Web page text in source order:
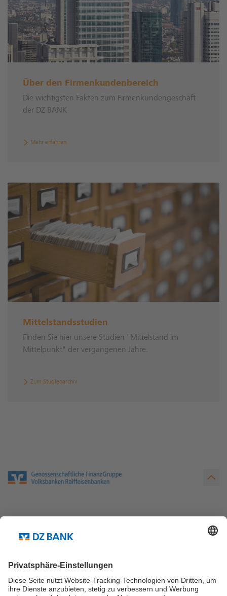
Über den Firmenkundenbereich
Die wichtigsten Fakten zum Firmenkundengeschäft
der DZ BANK
Mehr erfahren
Mittelstandsstudien
Finden Sie hier unsere Studien "Mittelstand im
Mittelpunkt" der vergangenen Jahre.
Zum Studienarchiv